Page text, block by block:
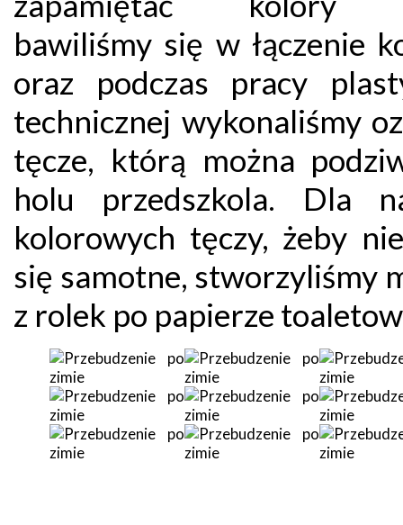
bawiliśmy się w łączenie
oraz podczas pracy
technicznej wykonaliśmy
tęcze, którą można
holu przedszkola. Dla
kolorowych tęczy, żeby
się samotne, stworzyliśmy
z rolek po papierze